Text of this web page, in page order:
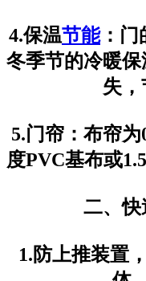
4.保温节能：门
冬季节的冷暖
失，
5.门帘：布帘
度PVC基布或
二、快
1.防上推装置